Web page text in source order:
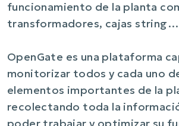
funcionamiento de la planta
transformadores, cajas string…
OpenGate es una plataforma
monitorizar todos y cada uno
elementos importantes de la
recolectando toda la